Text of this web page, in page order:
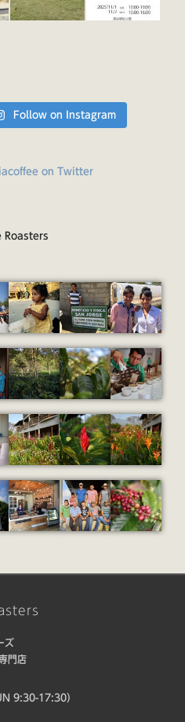
Follow on Instagram
on Twitter
Roasters
ズ
門店
9:30-17:30）